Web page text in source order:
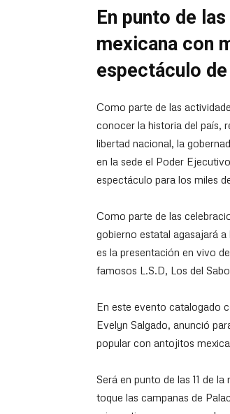
En punto de
mexicana con
espectáculo
Como parte de las
conocer la historia del país,
libertad nacional, la
en la sede el Poder
espectáculo para los miles
Como parte de las
gobierno estatal agasajará
es la presentación en vivo
famosos L.S.D, Los del
En este evento catalogado
Evelyn Salgado, anunció
popular con antojitos
Será en punto de las 11 de
toque las campanas de